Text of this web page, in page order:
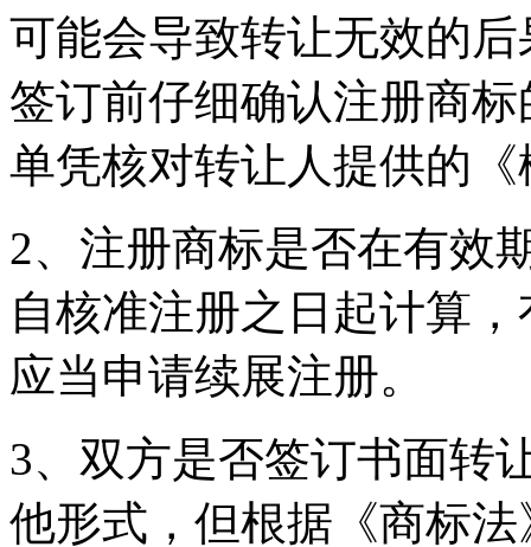
可能会导致转让无效的
签订前仔细确认注册商
单凭核对转让人提供的
2、注册商标是否在有效
自核准注册之日起计算
应当申请续展注册。
3、双方是否签订书面转
他形式，但根据《商标